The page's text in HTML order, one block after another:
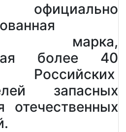
марка,
более 40
запасных